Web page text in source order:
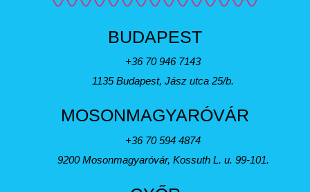
BUDAPEST
+36 70 946 7143
1135 Budapest, Jász utca 25/b.
MOSONMAGYARÓVÁR
+36 70 594 4874
9200 Mosonmagyaróvár, Kossuth L. u. 99-101.